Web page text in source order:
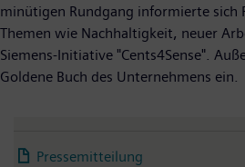
minütigen Rundgang informierte sich
Themen wie Nachhaltigkeit, neuer
Siemens-Initiative "Cents4Sense".
Goldene Buch des Unternehmens ein.
Pressemitteilung